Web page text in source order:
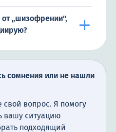
от „шизофрении",
сомнения или не нашли
свой вопрос. Я помогу
вашу ситуацию
подходящий